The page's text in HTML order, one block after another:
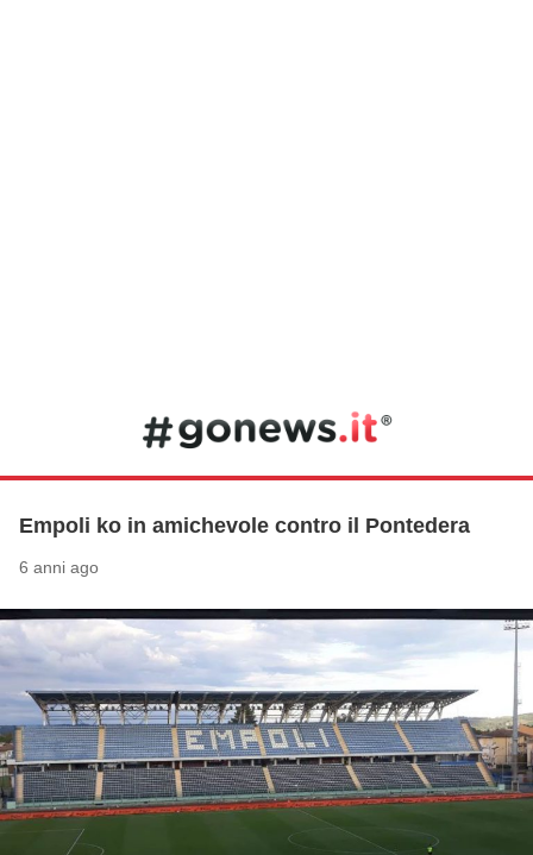
Empoli ko in amichevole contro il Pontedera
6 anni ago